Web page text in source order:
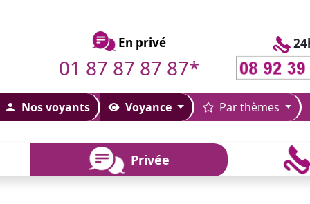
En privé
01 87 87 87 87*
Nos voyants Voyance Par thèmes
Privée